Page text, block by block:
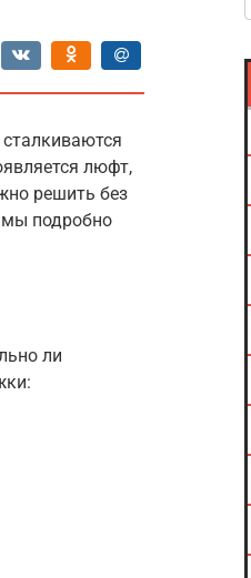
люфт,
решить без
мы подробно
ли